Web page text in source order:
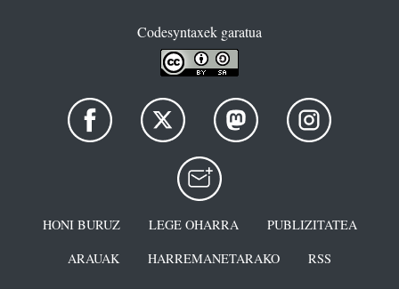
Codesyntaxek garatua
HONI BURUZ LEGE OHARRA
PUBLIZITATEA
ARAUAK
HARREMANETARAKO RSS